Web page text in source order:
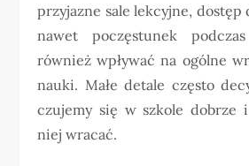
przyjazne sale lekcyjne,
nawet poczęstunek
również wpływać na ogólne
nauki. Małe detale często
czujemy się w szkole dobrze
niej wracać.